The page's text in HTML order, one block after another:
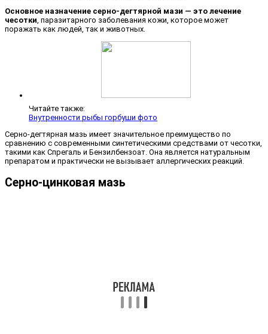
Основное назначение серно-дегтярной мази — это лечение
чесотки, паразитарного заболевания кожи, которое может
поражать как людей, так и животных.
Читайте также:
Внутренности рыбы горбуши фото
Серно-дегтярная мазь имеет значительное преимущество по
сравнению с современными синтетическими средствами от чесотки,
такими как Спрегаль и Бензилбензоат. Она является натуральным
препаратом и практически не вызывает аллергических реакций.
Серно-цинковая мазь